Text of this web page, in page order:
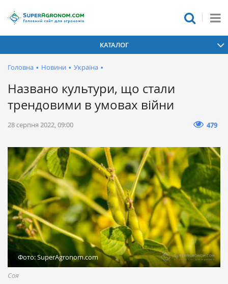
КАТАЛОГ
Головна • Новини • Україна •
Названо культури, що стали
трендовими в умовах війни
28 серпня 2022, 09:00 479
Фото: SuperAgronom.com
Соя